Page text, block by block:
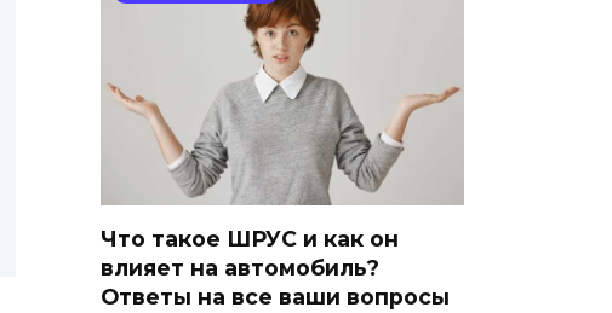
Что такое ШРУС и как он
влияет на автомобиль?
Ответы на все ваши вопросы